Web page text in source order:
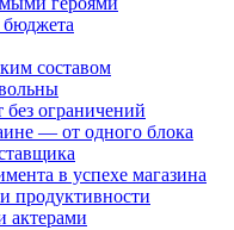
бюджета
составом
ограничений
— от одного блока
в успехе магазина
продуктивности
актерами